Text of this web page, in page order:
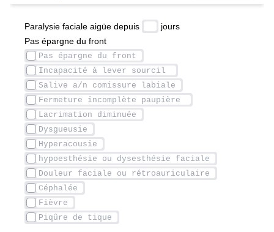
Paralysie faciale aigüe depuis
jours
Pas épargne du front